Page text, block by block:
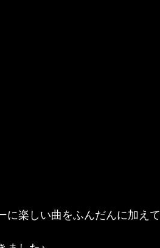
に楽しい曲をふんだんに加えて